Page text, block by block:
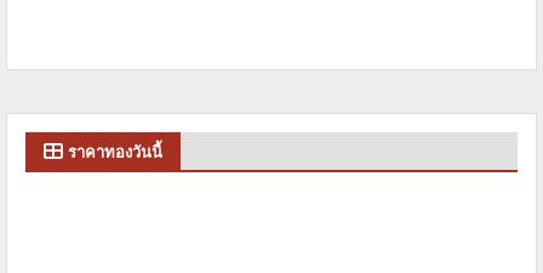
ราคาทองวันนี้